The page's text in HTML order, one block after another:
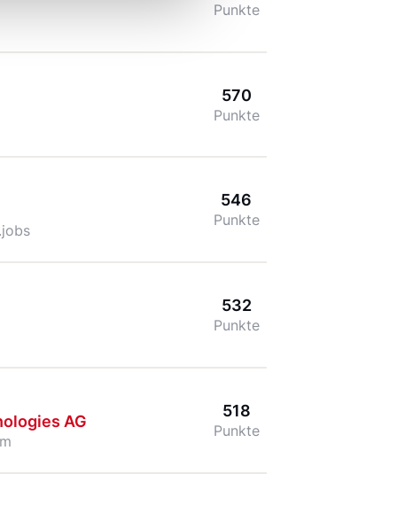
Punkte
570
Punkte
546
Punkte
532
Punkte
AG
518
Punkte